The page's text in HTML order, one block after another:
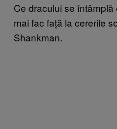
Ce dracului se
mai fac față la cererile
Shankman.